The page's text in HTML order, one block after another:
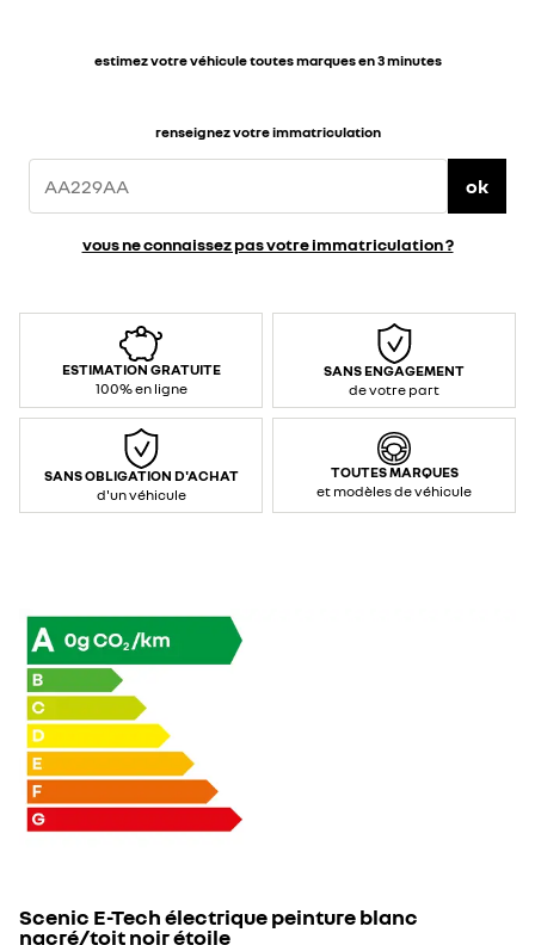
estimez votre véhicule toutes marques en 3 minutes
renseignez votre immatriculation
ok
vous ne connaissez pas votre immatriculation ?
ESTIMATION GRATUITE
100% en ligne
SANS ENGAGEMENT
de votre part
SANS OBLIGATION D'ACHAT
d'un véhicule
TOUTES MARQUES
et modèles de véhicule
Scenic E-Tech électrique peinture blanc
nacré/toit noir étoile